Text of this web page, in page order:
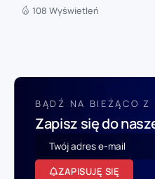
108 Wyświetleń
BĄDŹ NA BIEŻĄCO Z
Zapisz się do
ZAPISUJĘ SIĘ